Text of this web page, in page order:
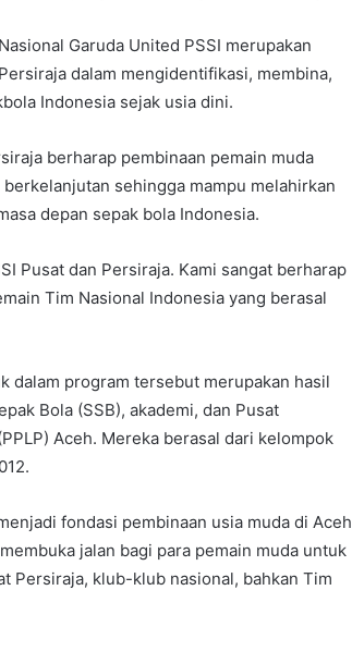
Garuda United PSSI merupakan
dalam mengidentifikasi, membina,
Indonesia sejak usia dini.
berharap pembinaan pemain muda
sehingga mampu melahirkan
depan sepak bola Indonesia.
Pusat dan Persiraja. Kami sangat berharap
Tim Nasional Indonesia yang berasal
dalam program tersebut merupakan hasil
Bola (SSB), akademi, dan Pusat
Aceh. Mereka berasal dari kelompok
fondasi pembinaan usia muda di Aceh
jalan bagi para pemain muda untuk
Persiraja, klub-klub nasional, bahkan Tim